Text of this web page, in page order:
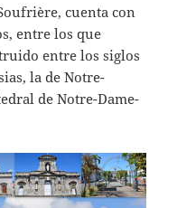
cuenta con
entre los que
entre los siglos
la de Notre-
de Notre-Dame-